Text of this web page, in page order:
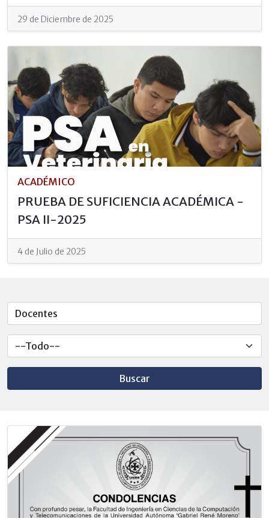
29 de Diciembre de 2025
ACADÉMICO
PRUEBA DE SUFICIENCIA ACADÉMICA -
PSA II-2025
4 de Julio de 2025
Buscar